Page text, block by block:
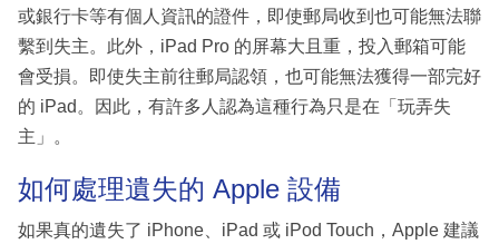
或銀行卡等有個人資訊的證件，即使郵局收到也可能無法聯
繫到失主。此外，iPad Pro 的屏幕大且重，投入郵箱可能
會受損。即使失主前往郵局認領，也可能無法獲得一部完好
的 iPad。因此，有許多人認為這種行為只是在「玩弄失
主」。
如何處理遺失的 Apple 設備
如果真的遺失了 iPhone、iPad 或 iPod Touch，Apple 建議